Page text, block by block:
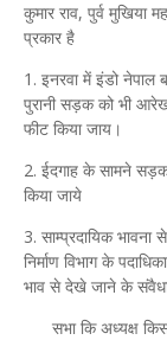
कुमार राव, पुर्व मुखिया
प्रकार है
1. इनरवा में इंडो नेपाल
पुरानी सड़क को भी
फीट किया जाय।
2. ईदगाह के सामने
किया जाये
3. साम्प्रदायिक
निर्माण विभाग के
भाव से देखे जाने के
सभा कि अध्यक्ष